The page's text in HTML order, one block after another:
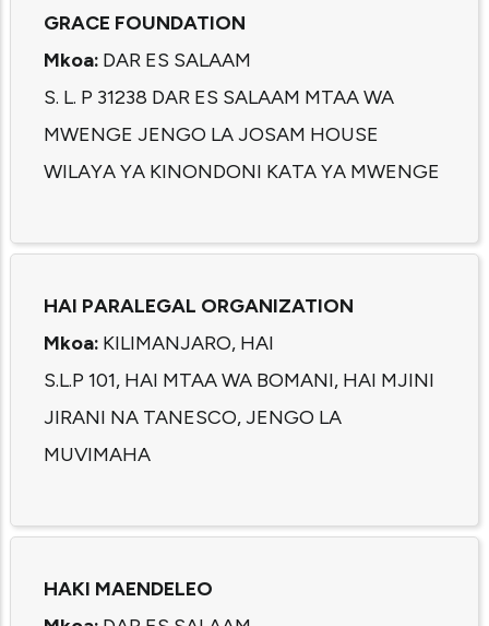
GRACE FOUNDATION
Mkoa: DAR ES SALAAM
S. L. P 31238 DAR ES SALAAM MTAA WA
MWENGE JENGO LA JOSAM HOUSE
WILAYA YA KINONDONI KATA YA MWENGE
HAI PARALEGAL ORGANIZATION
Mkoa: KILIMANJARO, HAI
S.L.P 101, HAI MTAA WA BOMANI, HAI MJINI
JIRANI NA TANESCO, JENGO LA
MUVIMAHA
HAKI MAENDELEO